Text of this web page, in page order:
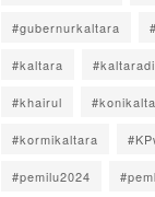
#gubernurkaltara
#kaltara
#khairul
#kormikaltara
#pemilu2024